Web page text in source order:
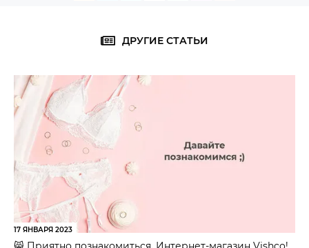
ДРУГИЕ СТАТЬИ
17 ЯНВАРЯ 2023